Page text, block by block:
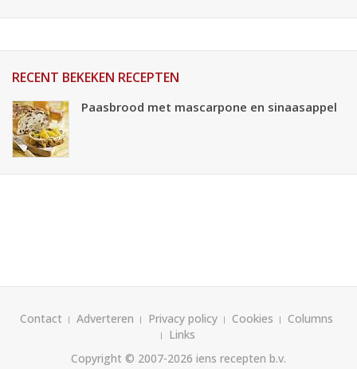
RECENT BEKEKEN RECEPTEN
Paasbrood met mascarpone en sinaasappel
Contact Adverteren Privacy policy Cookies
Columns
Links
Copyright © 2007-2026 iens recepten b.v.